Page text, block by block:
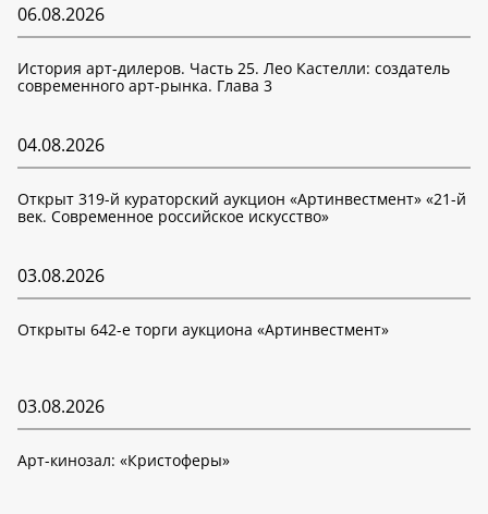
06.08.2026
История арт-дилеров. Часть 25. Лео Кастелли: создатель
современного арт-рынка. Глава 3
04.08.2026
Открыт 319-й кураторский аукцион «Артинвестмент» «21-й
век. Современное российское искусство»
03.08.2026
Открыты 642-е торги аукциона «Артинвестмент»
03.08.2026
Арт-кинозал: «Кристоферы»